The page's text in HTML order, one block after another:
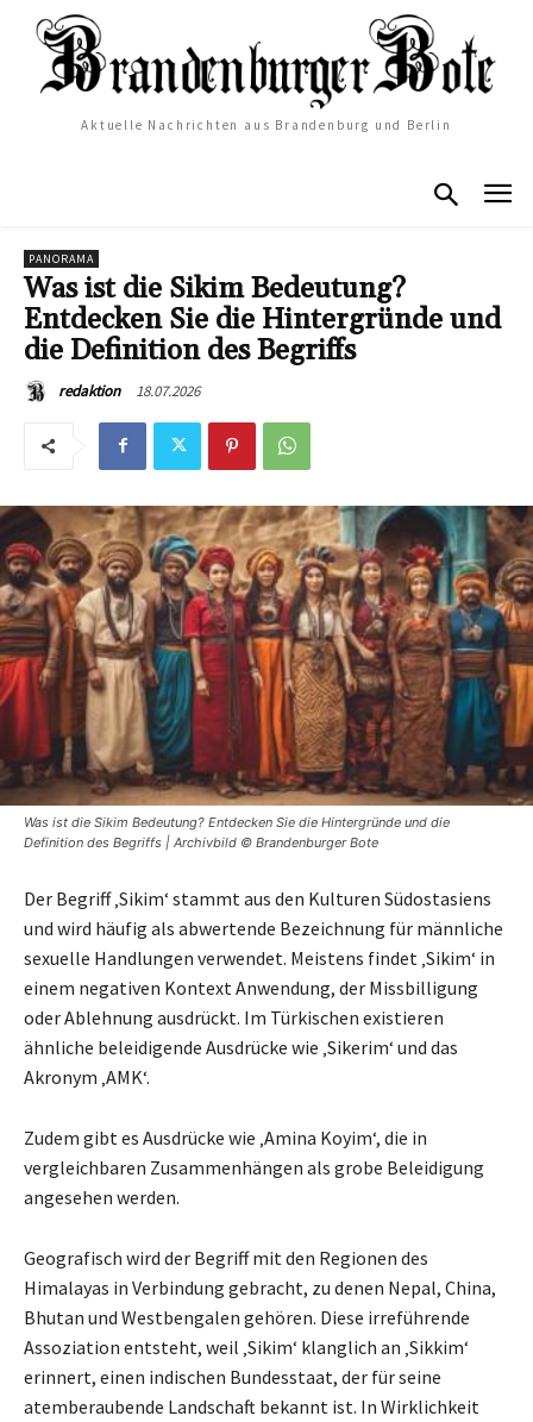
Aktuelle Nachrichten aus Brandenburg und Berlin
PANORAMA
Was ist die Sikim Bedeutung?
Entdecken Sie die Hintergründe und
die Definition des Begriffs
redaktion 18.07.2026
Was ist die Sikim Bedeutung? Entdecken Sie die Hintergründe und die
Definition des Begriffs | Archivbild © Brandenburger Bote
Der Begriff ‚Sikim‘ stammt aus den Kulturen Südostasiens
und wird häufig als abwertende Bezeichnung für männliche
sexuelle Handlungen verwendet. Meistens findet ‚Sikim‘ in
einem negativen Kontext Anwendung, der Missbilligung
oder Ablehnung ausdrückt. Im Türkischen existieren
ähnliche beleidigende Ausdrücke wie ‚Sikerim‘ und das
Akronym ‚AMK‘.
Zudem gibt es Ausdrücke wie ‚Amina Koyim‘, die in
vergleichbaren Zusammenhängen als grobe Beleidigung
angesehen werden.
Geografisch wird der Begriff mit den Regionen des
Himalayas in Verbindung gebracht, zu denen Nepal, China,
Bhutan und Westbengalen gehören. Diese irreführende
Assoziation entsteht, weil ‚Sikim‘ klanglich an ‚Sikkim‘
erinnert, einen indischen Bundesstaat, der für seine
atemberaubende Landschaft bekannt ist. In Wirklichkeit